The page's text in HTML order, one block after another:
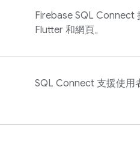
Firebase SQL Connect
Flutter 和網頁。
SQL Connect 支援使用